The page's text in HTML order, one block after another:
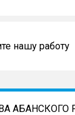
нашу работу
АБАНСКОГО